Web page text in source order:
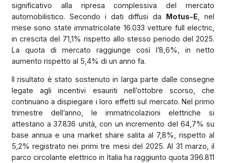
significativo alla ripresa complessiva del mercato
automobilistico. Secondo i dati diffusi da Motus-E , nel
mese sono state immatricolate 16.033 vetture full electric,
in crescita del 71,1% rispetto allo stesso periodo del 2025.
La quota di mercato raggiunge così l’8,6%, in netto
aumento rispetto al 5,4% di un anno fa.
Il risultato è stato sostenuto in larga parte dalle consegne
legate agli incentivi esauriti nell’ottobre scorso, che
continuano a dispiegare i loro effetti sul mercato. Nel primo
trimestre dell’anno, le immatricolazioni elettriche si
attestano a 37.836 unità, con un incremento del 64,7% su
base annua e una market share salita al 7,8%, rispetto al
5,2% registrato nei primi tre mesi del 2025. Al 31 marzo, il
parco circolante elettrico in Italia ha raggiunto quota 396.811